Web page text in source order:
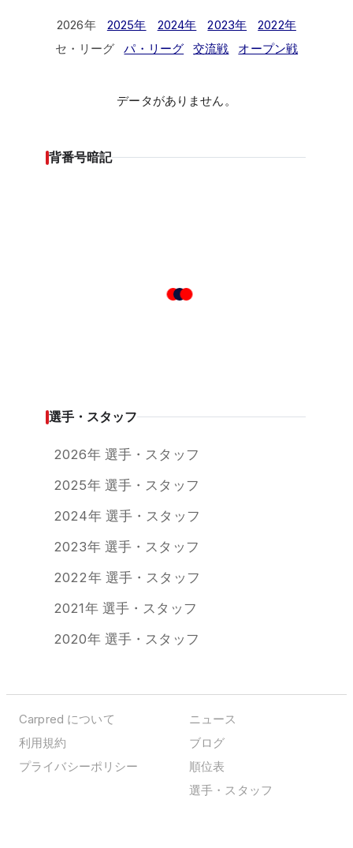
2026年 2025年 2024年 2023年
2022年
セ・リーグ
パ・リーグ 交流戦 オープン戦
データがありません。
背番号暗記
選手・スタッフ
2026年 選手・スタッフ
2025年 選手・スタッフ
2024年 選手・スタッフ
2023年 選手・スタッフ
2022年 選手・スタッフ
2021年 選手・スタッフ
2020年 選手・スタッフ
Carpred について
利用規約
プライバシーポリシー
ニュース
ブログ
順位表
選手・スタッフ